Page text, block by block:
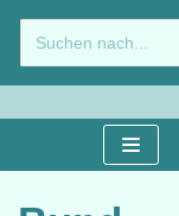
Zum
Inhalt
springen